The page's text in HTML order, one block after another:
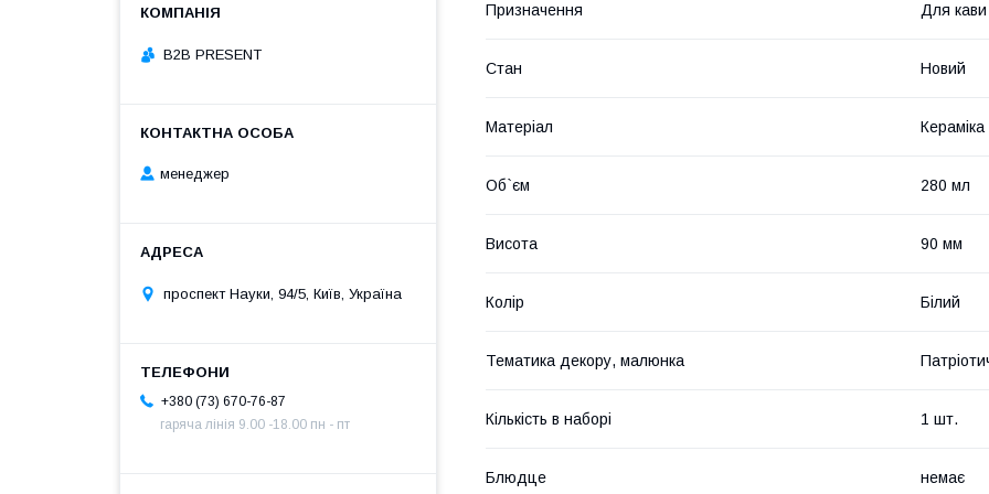
Призначення Для
Стан Новий
Матеріал Кераміка
Об`єм 280 мл
Висота 90 мм
Колір Білий
Тематика декору, малюнка
Кількість в наборі 1 шт.
Блюдце немає
B2B PRESENT
менеджер
проспект Науки, 94/5, Київ, Україна
+380 (73) 670-76-87
гаряча лінія 9.00 -18.00 пн - пт